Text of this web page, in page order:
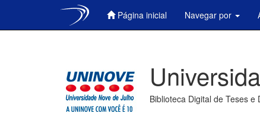
Página inicial Navegar por
Biblioteca Digital de Teses e